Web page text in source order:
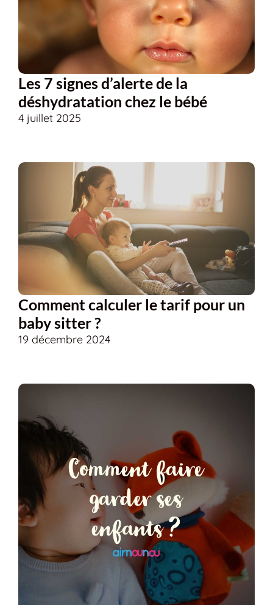
Les 7 signes d’alerte de la
déshydratation chez le bébé
4 juillet 2025
Comment calculer le tarif pour un
baby sitter ?
19 décembre 2024